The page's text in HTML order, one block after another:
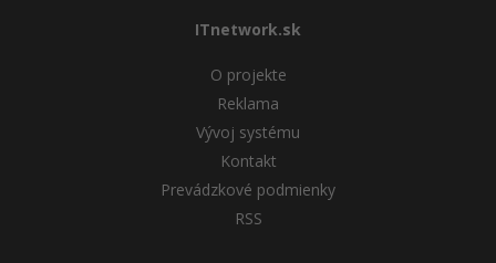
ITnetwork.sk
O projekte
Reklama
Vývoj systému
Kontakt
Prevádzkové podmienky
RSS